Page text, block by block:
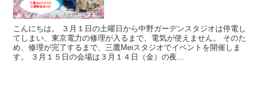
こんにちは。 ３月１日の土曜日から中野ガーデンスタジオは停電し
てしまい、東京電力の修理が入るまで、電気が使えません。 そのた
め、修理が完了するまで、三鷹Meiスタジオでイベントを開催しま
す。 ３月１５日の会場は３月１４日（金）の夜...